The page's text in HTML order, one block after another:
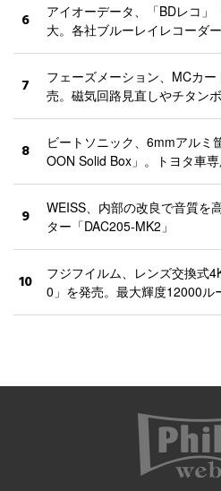
6
アイオーデータ、「BDレコ」
大。各社ブルーレイレコーダ
7
フェーズメーション、MCカ
売。磁気回路見直しやチタン
8
ビートソニック、6mmアルミ
OON Solid Box」。トヨタ車
9
WEISS、内部の改良で音質を
ター「DAC205-MK2」
10
フジフイルム、レンズ交換式
0」を発売。最大輝度12000ル